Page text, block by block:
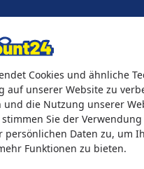
Cookies und ähnliche
auf unserer Website zu
und die Nutzung unserer
Sie der Verwendung
Daten zu, um
Funktionen zu bieten.
Eigene Montage-Teams
Söll Teichpflege
Teichpflege & Teichreinigung